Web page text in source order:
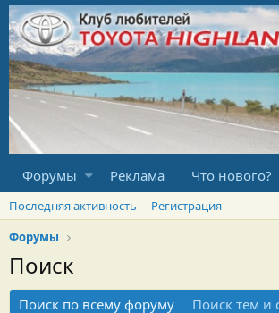
Форумы Реклама Что нового?
Последняя активность
Регистрация
Форумы
Поиск
Поиск по всему форуму Поиск тем и